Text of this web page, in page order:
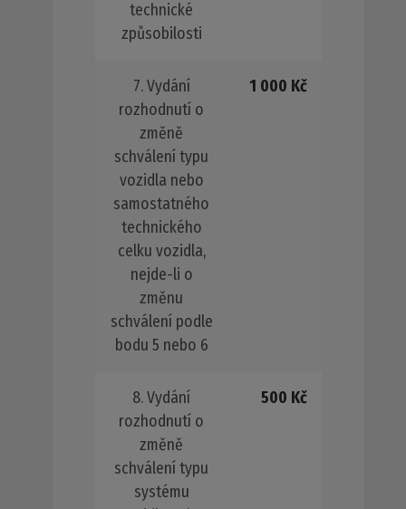
technické
způsobilosti
7. Vydání
rozhodnutí o
změně
schválení typu
vozidla nebo
samostatného
technického
celku vozidla,
nejde-li o
změnu
schválení podle
bodu 5 nebo 6
1 000 Kč
8. Vydání
rozhodnutí o
změně
schválení typu
systému
500 Kč